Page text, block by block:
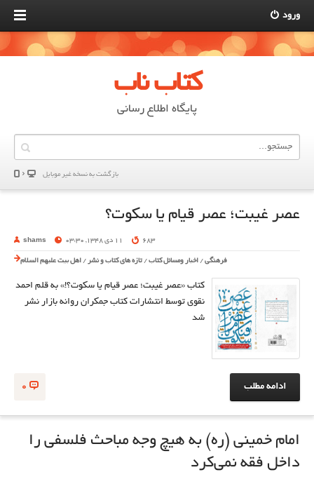
ورود
کتاب ناب
پایگاه اطلاع رسانی
بازگشت به نسخه غير موبایل
عصر غیبت؛ عصر قیام یا سکوت؟
shams 11 دی 1348, 03:30 683
فرهنگی / اخبار ومسائل کتاب / تازه های کتاب و نشر / اهل بیت علیهم السلام
کتاب «عصر غیبت؛ عصر قیام یا سکوت؟!» به قلم احمد
نقوی توسط انتشارات کتاب جمکران روانه بازار نشر
شد
0 ادامه مطلب
امام خمینی (ره) به هیچ وجه مباحث فلسفی را
داخل فقه نمی‌کرد